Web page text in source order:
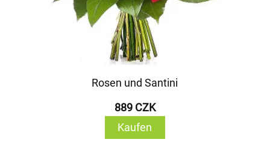
Rosen und Santini
889 CZK
Kaufen